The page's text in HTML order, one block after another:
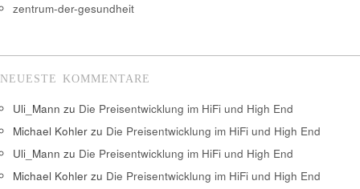
zentrum-der-gesundheit
NEUESTE KOMMENTARE
Uli_Mann zu Die Preisentwicklung im HiFi und High End
Michael Kohler zu Die Preisentwicklung im HiFi und High End
Uli_Mann zu Die Preisentwicklung im HiFi und High End
Michael Kohler zu Die Preisentwicklung im HiFi und High End